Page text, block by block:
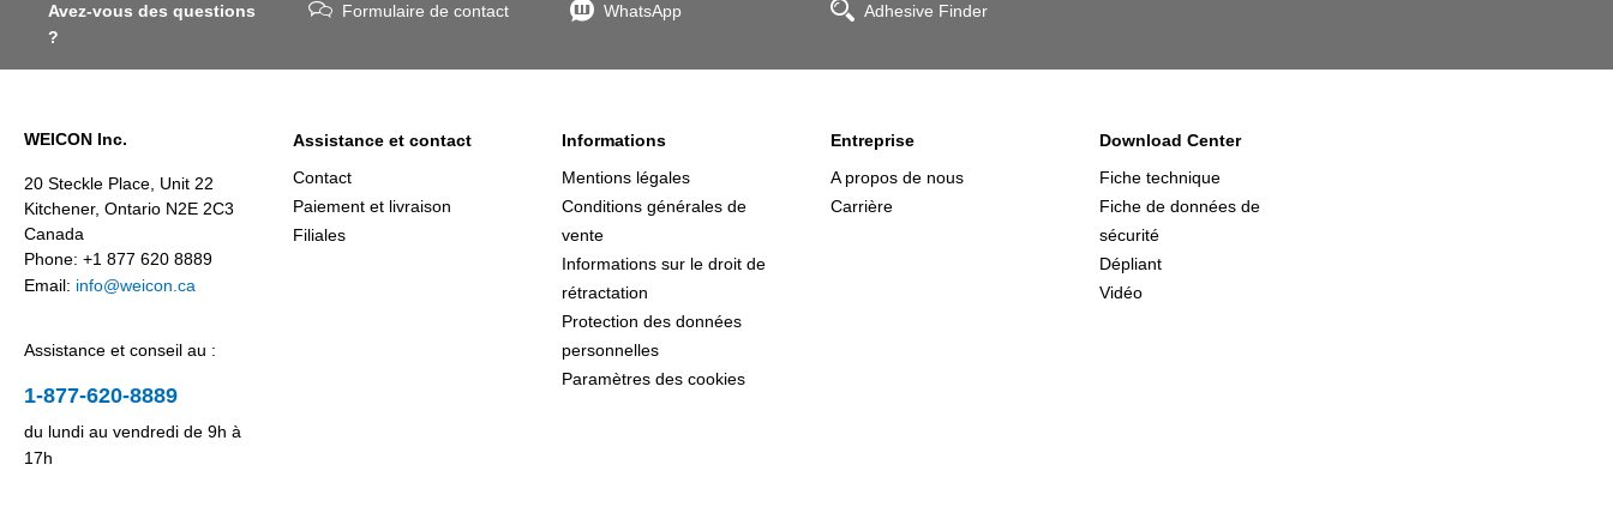
Avez-vous des questions
?
Formulaire de contact WhatsApp Adhesive Finder
WEICON Inc.
20 Steckle Place, Unit 22
Kitchener, Ontario N2E 2C3
Canada
Phone: +1 877 620 8889
Email: info@weicon.ca
Assistance et conseil au :
1-877-620-8889
du lundi au vendredi de 9h à
17h
Assistance et contact
Contact
Paiement et livraison
Filiales
Informations
Mentions légales
Conditions générales de
vente
Informations sur le droit de
rétractation
Protection des données
personnelles
Paramètres des cookies
Entreprise
A propos de nous
Carrière
Download Center
Fiche technique
Fiche de données de
sécurité
Dépliant
Vidéo